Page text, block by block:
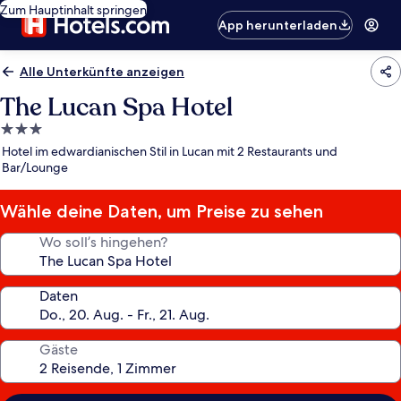
Zum Hauptinhalt springen
App herunterladen
Alle Unterkünfte anzeigen
The Lucan Spa Hotel
3.0-
Sterne-
Unterkunft
Hotel im edwardianischen Stil in Lucan mit 2 Restaurants und
Bar/Lounge
Wähle deine Daten, um Preise zu sehen
Wo soll’s hingehen?
Daten
Gäste